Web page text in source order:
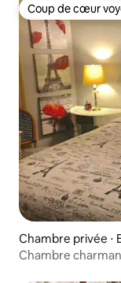
Coup de cœur
Coup de cœur
Chambre privée ⋅
Chambre